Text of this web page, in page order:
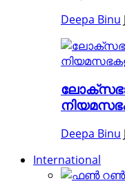
Deepa Binu
ലോക്സഭാ
Deepa Binu
International